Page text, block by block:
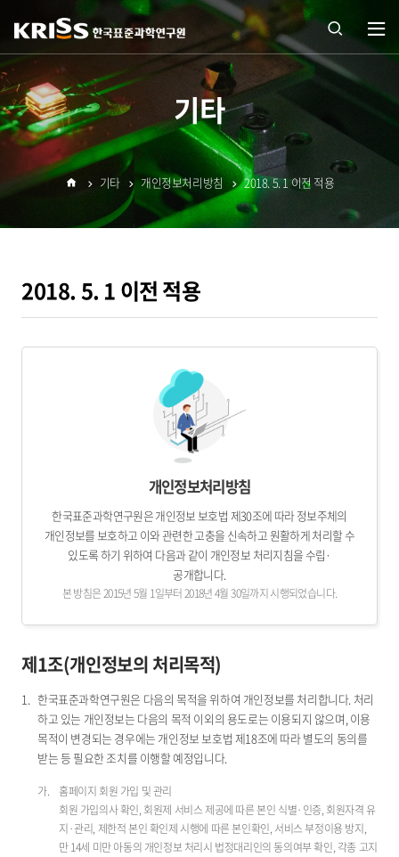
통합
검색
열기
열기
기타
2018. 5. 1 이전 적용
기타 개인정보처리방침 2018. 5. 1 이전 적용
개인정보처리방침
한국표준과학연구원은 개인정보 보호법 제30조에 따라 정보주체의
개인정보를 보호하고 이와 관련한 고충을 신속하고 원활하게 처리할 수
있도록 하기 위하여 다음과 같이 개인정보 처리지침을 수립·
공개합니다.
본 방침은 2015년 5월 1일부터 2018년 4월 30일까지 시행되었습니다.
제1조(개인정보의 처리목적)
한국표준과학연구원은 다음의 목적을 위하여 개인정보를 처리합니다. 처리
하고 있는 개인정보는 다음의 목적 이외의 용도로는 이용되지 않으며, 이용
목적이 변경되는 경우에는 개인정보 보호법 제18조에 따라 별도의 동의를
받는 등 필요한 조치를 이행할 예정입니다.
홈페이지 회원 가입 및 관리
회원 가입의사 확인, 회원제 서비스 제공에 따른 본인 식별·인증, 회원자격 유
지·관리, 제한적 본인 확인제 시행에 따른 본인확인, 서비스 부정이용 방지,
만 14세 미만 아동의 개인정보 처리시 법정대리인의 동의여부 확인, 각종 고지